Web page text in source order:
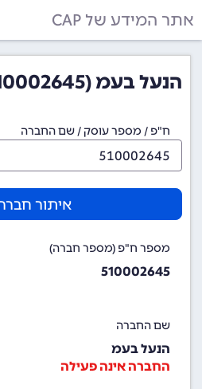
אתר המידע של CAP
הנעל בעמ (510002645)
ח"פ / מספר עוסק / שם החברה
איתור
מספר ח"פ (מספר חברה)
510002645
שם החברה
הנעל בעמ
החברה אינה פעילה